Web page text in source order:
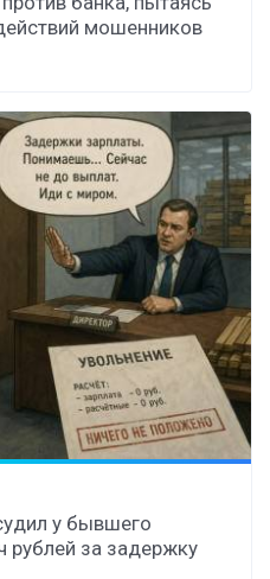
мошенников
у бывшего
рублей за задержку